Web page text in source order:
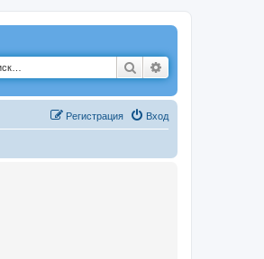
Поиск
Вход
Регистрация